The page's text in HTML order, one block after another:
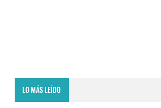
LO MÁS LEÍDO